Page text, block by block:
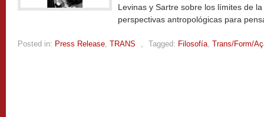
Levinas y Sartre sobre los límites de
perspectivas antropológicas para
Posted in: Press Release, TRANS , Tagged: Filosofía, Trans/Form/